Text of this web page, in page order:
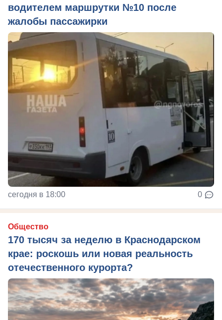
водителем маршрутки №10 после
жалобы пассажирки
сегодня в 18:00 0
Общество
170 тысяч за неделю в Краснодарском
крае: роскошь или новая реальность
отечественного курорта?